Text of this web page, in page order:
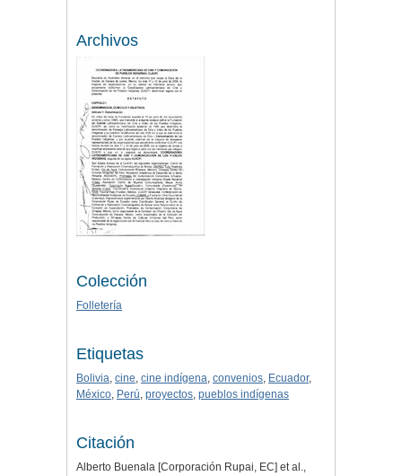
Archivos
Colección
Folletería
Etiquetas
Bolivia, cine, cine indígena, convenios, Ecuador,
México, Perú, proyectos, pueblos indígenas
Citación
Alberto Buenala [Corporación Rupai, EC] et al.,